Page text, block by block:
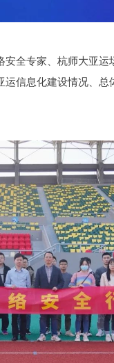
全专家、杭师大亚运
信息化建设情况、总